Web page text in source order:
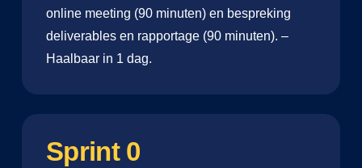
online meeting (90 minuten) en bespreking
deliverables en rapportage (90 minuten). –
Haalbaar in 1 dag.
Sprint 0